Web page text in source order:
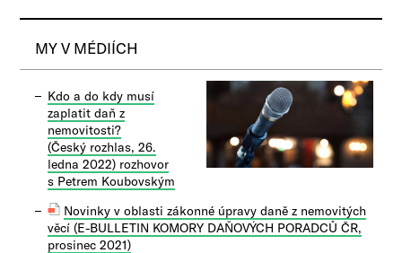
MY V MÉDIÍCH
Kdo a do kdy musí
zaplatit daň z
nemovitosti?
(Český rozhlas, 26.
ledna 2022) rozhovor
s Petrem Koubovským
Novinky v oblasti zákonné úpravy daně z nemovitých
věcí (E-BULLETIN KOMORY DAŇOVÝCH PORADCŮ ČR,
prosinec 2021)